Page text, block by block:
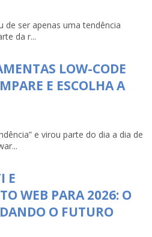
de ser apenas uma tendência
da r...
LOW-CODE
E ESCOLHA A
e virou parte do dia a dia de
E
WEB PARA 2026: O
O FUTURO